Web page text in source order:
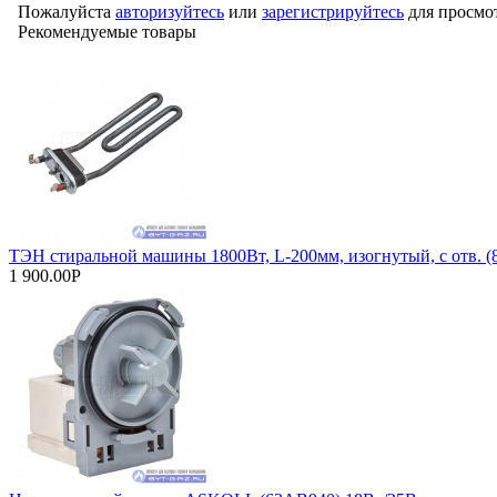
Пожалуйста авторизуйтесь или зарегистрируйтесь для
Рекомендуемые товары
ТЭН стиральной машины 1800Вт, L-200мм, изогнутый, с отв.
1 900.00Р